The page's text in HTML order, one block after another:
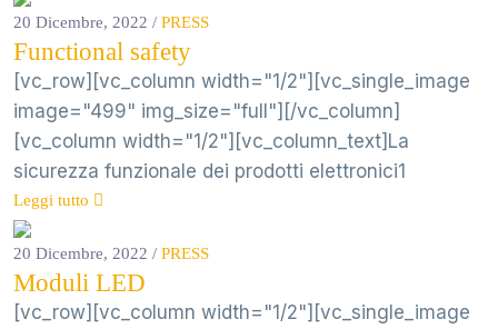
20 Dicembre, 2022 / PRESS
Functional safety
[vc_row][vc_column width="1/2"][vc_single_image
image="499" img_size="full"][/vc_column]
[vc_column width="1/2"][vc_column_text]La
sicurezza funzionale dei prodotti elettronici1
Leggi tutto
20 Dicembre, 2022 / PRESS
Moduli LED
[vc_row][vc_column width="1/2"][vc_single_image